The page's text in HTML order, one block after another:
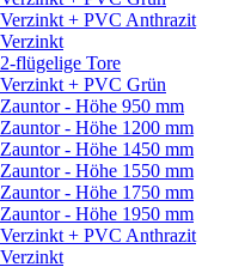
Verzinkt + PVC Anthrazit
Verzinkt
2-flügelige Tore
Verzinkt + PVC Grün
Zauntor - Höhe 950 mm
Zauntor - Höhe 1200 mm
Zauntor - Höhe 1450 mm
Zauntor - Höhe 1550 mm
Zauntor - Höhe 1750 mm
Zauntor - Höhe 1950 mm
Verzinkt + PVC Anthrazit
Verzinkt